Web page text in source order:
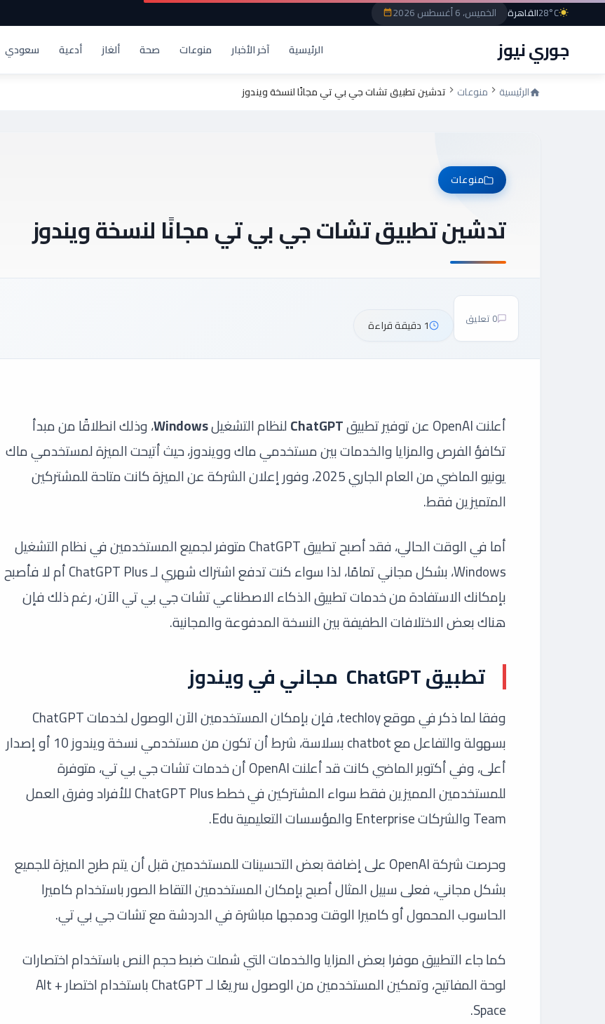
الخميس، 6 أغسطس 2026 28°Cالقاهرة
جوري نيوز الرئيسية آخر الأخبار منوعات صحة ألغاز أدعية سعودي
الرئيسية منوعات تدشين تطبيق تشات جي بي تي مجانًا لنسخة ويندوز
منوعات
تدشين تطبيق تشات جي بي تي مجانًا لنسخة ويندوز
0 تعليق 1 دقيقة قراءة
أعلنت OpenAI عن توفير تطبيق لنظام التشغيل
، وذلك انطلاقًا من مبدأ
تكافؤ الفرص والمزايا والخدمات بين مستخدمي ماك وويندوز، حيث أتيحت الميزة لمستخدمي ماك
يونيو الماضي من العام الجاري 2025، وفور إعلان الشركة عن الميزة كانت متاحة للمشتركين
المتميزين فقط.
أما في الوقت الحالي، فقد أصبح تطبيق ChatGPT متوفر لجميع المستخدمين في نظام التشغيل
Windows، بشكل مجاني تمامًا، لذا سواء كنت تدفع اشتراك شهري لـ ChatGPT Plus أم لا فأصبح
بإمكانك الاستفادة من خدمات تطبيق الذكاء الاصطناعي تشات جي بي تي الآن، رغم ذلك فإن
هناك بعض الاختلافات الطفيفة بين النسخة المدفوعة والمجانية.
تطبيق ChatGPT مجاني في ويندوز
وفقا لما ذكر في موقع techloy، فإن بإمكان المستخدمين الآن الوصول لخدمات ChatGPT
بسهولة والتفاعل مع chatbot بسلاسة، شرط أن تكون من مستخدمي نسخة ويندوز 10 أو إصدار
أعلى، وفي أكتوبر الماضي كانت قد أعلنت OpenAI أن خدمات تشات جي بي تي، متوفرة
للمستخدمين المميزين فقط سواء المشتركين في خطط ChatGPT Plus للأفراد وفرق العمل
Team والشركات Enterprise والمؤسسات التعليمية Edu.
وحرصت شركة OpenAI على إضافة بعض التحسينات للمستخدمين قبل أن يتم طرح الميزة للجميع
بشكل مجاني، فعلى سبيل المثال أصبح بإمكان المستخدمين التقاط الصور باستخدام كاميرا
الحاسوب المحمول أو كاميرا الوقت ودمجها مباشرة في الدردشة مع تشات جي بي تي.
كما جاء التطبيق موفرا بعض المزايا والخدمات التي شملت ضبط حجم النص باستخدام اختصارات
لوحة المفاتيح، وتمكين المستخدمين من الوصول سريعًا لـ ChatGPT باستخدام اختصار Alt +
Space.